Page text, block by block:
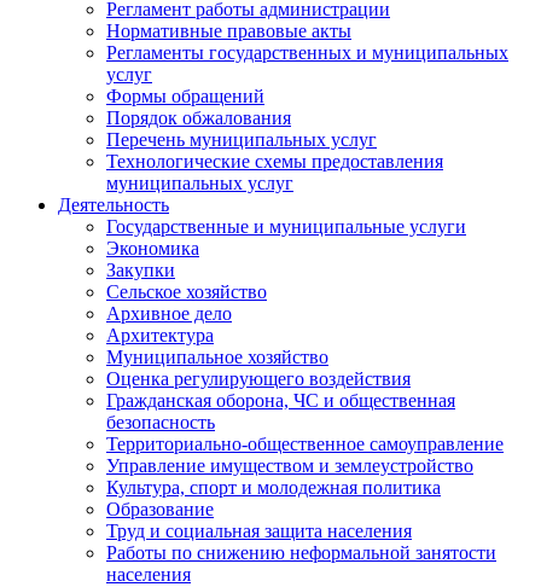
Регламент работы администрации
Нормативные правовые акты
Регламенты государственных и муниципальных
услуг
Формы обращений
Порядок обжалования
Перечень муниципальных услуг
Технологические схемы предоставления
муниципальных услуг
Деятельность
Государственные и муниципальные услуги
Экономика
Закупки
Сельское хозяйство
Архивное дело
Архитектура
Муниципальное хозяйство
Оценка регулирующего воздействия
Гражданская оборона, ЧС и общественная
безопасность
Территориально-общественное самоуправление
Управление имуществом и землеустройство
Культура, спорт и молодежная политика
Образование
Труд и социальная защита населения
Работы по снижению неформальной занятости
населения